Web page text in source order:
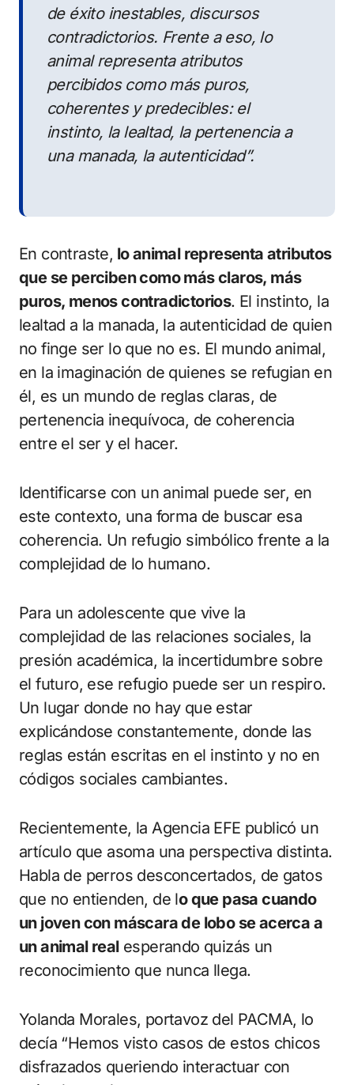
de éxito inestables, discursos
contradictorios. Frente a eso, lo
animal representa atributos
percibidos como más puros,
coherentes y predecibles: el
instinto, la lealtad, la pertenencia a
una manada, la autenticidad”.
En contraste, lo animal representa atributos
que se perciben como más claros, más
puros, menos contradictorios. El instinto, la
lealtad a la manada, la autenticidad de quien
no finge ser lo que no es. El mundo animal,
en la imaginación de quienes se refugian en
él, es un mundo de reglas claras, de
pertenencia inequívoca, de coherencia
entre el ser y el hacer.
Identificarse con un animal puede ser, en
este contexto, una forma de buscar esa
coherencia. Un refugio simbólico frente a la
complejidad de lo humano.
Para un adolescente que vive la
complejidad de las relaciones sociales, la
presión académica, la incertidumbre sobre
el futuro, ese refugio puede ser un respiro.
Un lugar donde no hay que estar
explicándose constantemente, donde las
reglas están escritas en el instinto y no en
códigos sociales cambiantes.
Recientemente, la Agencia EFE publicó un
artículo que asoma una perspectiva distinta.
Habla de perros desconcertados, de gatos
que no entienden, de lo que pasa cuando
un joven con máscara de lobo se acerca a
un animal realesperando quizás un
reconocimiento que nunca llega.
Yolanda Morales, portavoz del PACMA, lo
decía “Hemos visto casos de estos chicos
disfrazados queriendo interactuar con